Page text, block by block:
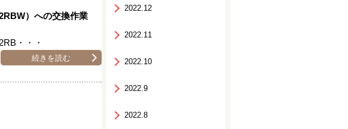
）への交換作業
・・・
続きを読む
2022.12
2022.11
2022.10
2022.9
2022.8